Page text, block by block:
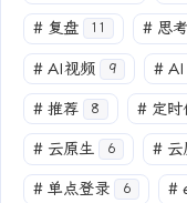
# 复盘 11 # 思考
# AI视频 9 # AI
# 推荐 8 # 定时
# 云原生 6 # 云
# 单点登录 6 #